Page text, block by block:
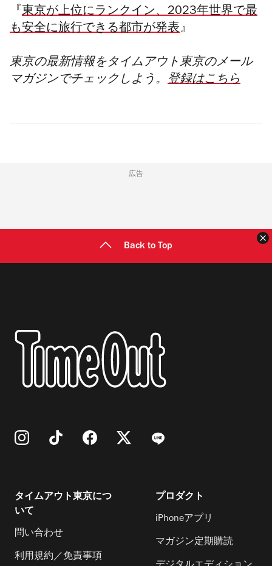
『 東京が上位にランクイン、2023年世界で最
も安全に旅行できる都市が発表』
東京の最新情報をタイムアウト東京のメール
マガジンでチェックしよう。 登録はこちら
広告
Back to Top
タイムアウト東京につ
いて
問い合わせ
利用規約／免責事項
プロダクト
iPhoneアプリ
マガジン定期購読